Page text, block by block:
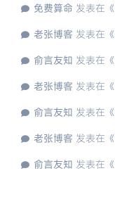
免费算命 发表在《
老张博客 发表在《
俞言友知 发表在《
老张博客 发表在《
俞言友知 发表在《
老张博客 发表在《
俞言友知 发表在《